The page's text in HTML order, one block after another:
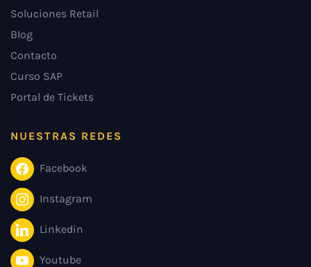
Soluciones Retail
Blog
Contacto
Curso SAP
Portal de Tickets
NUESTRAS REDES
Facebook
Instagram
Linkedin
Youtube